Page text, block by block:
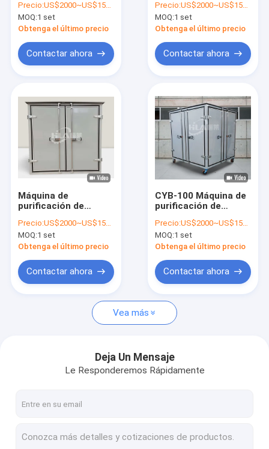
Productos
Sobre nosotros
Viaje de la fábrica
Noticias
Pida una cita
máquina del purificador de aceite del transformador
Purificador de aceite móvil
purificador de aceite de lubricante
alto caudal 600-
18000L/hora
Opcional Remolque
220V/380V/400V
Precio:US$2000~US$15000
MOQ:1 set
Obtenga el último precio
Contactar ahora
transformador con
método de
purificación por
vacío y contenido de
agua ≤ 3 ppm
Precio:US$2000~US$15000
MOQ:1 set
Obtenga el último precio
Contactar ahora
Máquina de
purificación de
aceite CYB-100
transformadora a
0.04MPa para una
del aceite
Precio:US$2000~US$15000
MOQ:1 set
Obtenga el último precio
Contactar ahora
CYB-100 Máquina de
purificación de
aceite
transformadora con
alto coeficiente de
IP65
Precio:US$2000~US$15000
MOQ:1 set
Obtenga el último precio
Contactar ahora
Vea más
Deja Un Mensaje
Le Responderemos Rápidamente